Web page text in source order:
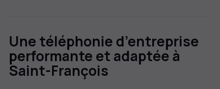
Une téléphonie d’entreprise
performante et adaptée à
Saint-François